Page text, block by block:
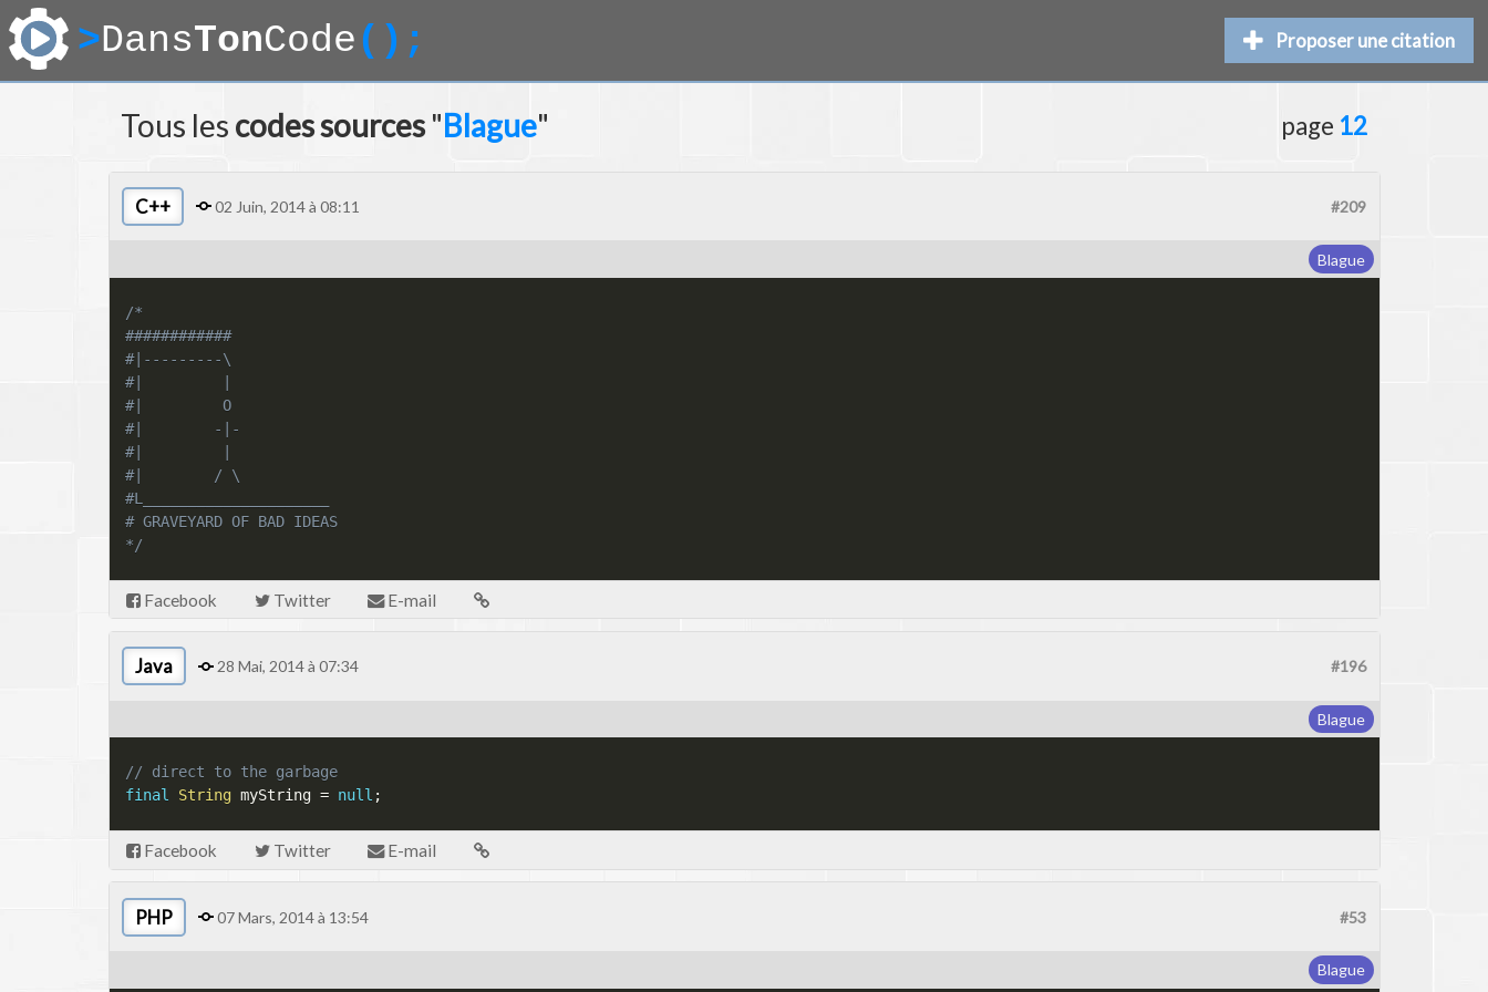
>DansTonCode (); Proposer une citation
Tous les codes sources "Blague" page 12
C++ 02 Juin, 2014 à 08:11 #209
Blague
/*
############
#|---------\
#|         |
#|         O
#|        -|-
#|         |
#|        / \
#L_____________________
# GRAVEYARD OF BAD IDEAS
*/
Facebook Twitter E-mail
Java 28 Mai, 2014 à 07:34 #196
Blague
// direct to the garbage
final
String myString = null ;
Facebook Twitter E-mail
PHP 07 Mars, 2014 à 13:54 #53
Blague